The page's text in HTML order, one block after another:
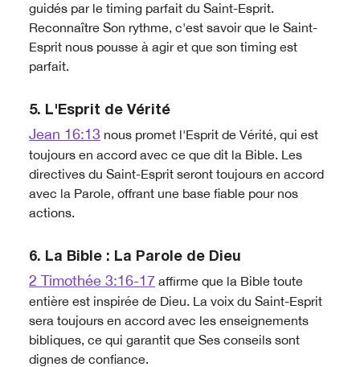
guidés par le timing parfait du Saint-Esprit.
Reconnaître Son rythme, c'est savoir que le Saint-
Esprit nous pousse à agir et que son timing est
parfait.
5. L'Esprit de Vérité
Jean 16:13 nous promet l'Esprit de Vérité, qui est
toujours en accord avec ce que dit la Bible. Les
directives du Saint-Esprit seront toujours en accord
avec la Parole, offrant une base fiable pour nos
actions.
6. La Bible : La Parole de Dieu
2 Timothée 3:16-17 affirme que la Bible toute
entière est inspirée de Dieu. La voix du Saint-Esprit
sera toujours en accord avec les enseignements
bibliques, ce qui garantit que Ses conseils sont
dignes de confiance.